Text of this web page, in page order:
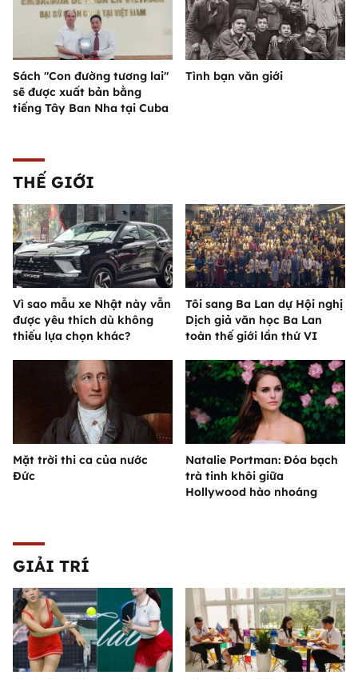
Sách "Con đường tương lai"
sẽ được xuất bản bằng
tiếng Tây Ban Nha tại Cuba
Tình bạn văn giới
THẾ GIỚI
Vì sao mẫu xe Nhật này vẫn
được yêu thích dù không
thiếu lựa chọn khác?
Tôi sang Ba Lan dự Hội nghị
Dịch giả văn học Ba Lan
toàn thế giới lần thứ VI
Mặt trời thi ca của nước
Đức
Natalie Portman: Đóa bạch
trà tinh khôi giữa
Hollywood hào nhoáng
GIẢI TRÍ